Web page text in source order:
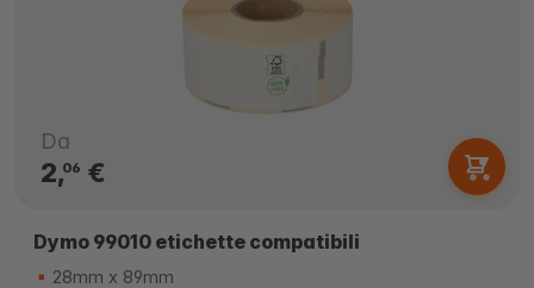
Da
2,06 €
Dymo 99010 etichette compatibili
28mm x 89mm